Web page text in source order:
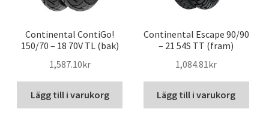
Continental ContiGo!
150/70 – 18 70V TL (bak)
1,587.10kr
Lägg till i varukorg
Continental Escape 90/90
– 21 54S TT (fram)
1,084.81kr
Lägg till i varukorg